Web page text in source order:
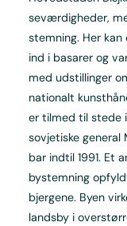
seværdigheder,
stemning. Her
ind i basarer og
med udstillinger
nationalt
er tilmed til stede
sovjetiske general
bar indtil 1991. Et
bystemning
bjergene. Byen
landsby i